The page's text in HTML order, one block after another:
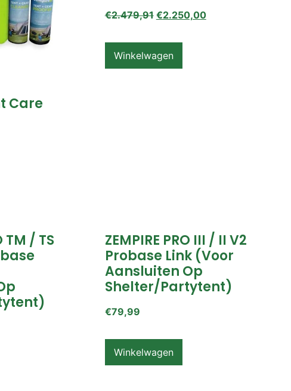
Care
€2.479,91 €2.250,00
Winkelwagen
TM / TS
ZEMPIRE PRO III / II V2
Probase Link (voor
Aansluiten Op
Shelter/partytent)
€79,99
Winkelwagen